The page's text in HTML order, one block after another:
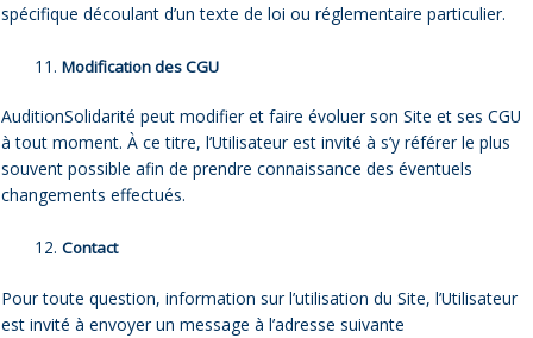
spécifique découlant d’un texte de loi ou réglementaire particulier.
Modification des CGU
AuditionSolidarité peut modifier et faire évoluer son Site et ses CGU
à tout moment. À ce titre, l’Utilisateur est invité à s’y référer le plus
souvent possible afin de prendre connaissance des éventuels
changements effectués.
Contact
Pour toute question, information sur l’utilisation du Site, l’Utilisateur
est invité à envoyer un message à l’adresse suivante